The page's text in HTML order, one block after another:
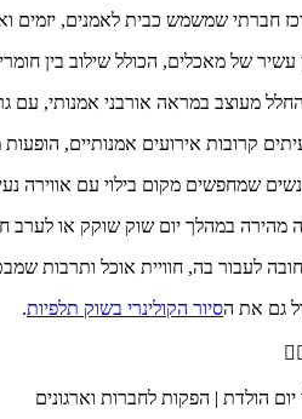
של מאכלים, הכולל שילוב בין
קרובות אירועים אמנותיים,
במהלך יום שוק שוקק או לערב
גם את הסיור הקולינרי בשוק תלפיות.
יום הולדת | הפקות לחברות וארגונים